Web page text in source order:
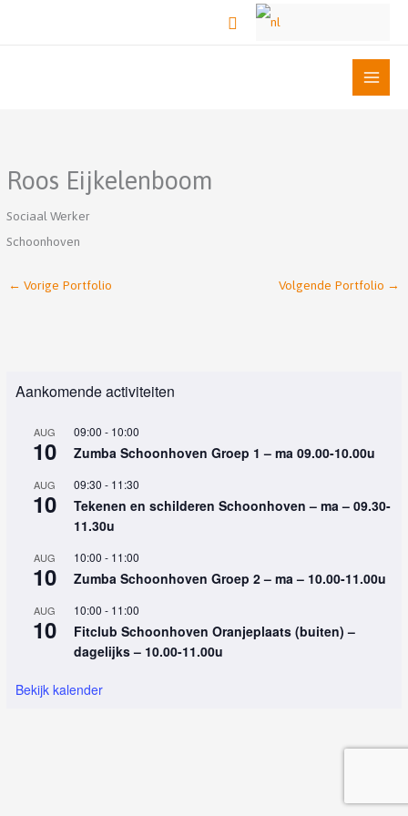
Zoeken
Roos Eijkelenboom
Sociaal Werker
Schoonhoven
← Vorige Portfolio Volgende Portfolio →
Aankomende activiteiten
AUG
10
09:00 - 10:00
Zumba Schoonhoven Groep 1 – ma 09.00-10.00u
AUG
10
09:30 - 11:30
Tekenen en schilderen Schoonhoven – ma – 09.30-
11.30u
AUG
10
10:00 - 11:00
Zumba Schoonhoven Groep 2 – ma – 10.00-11.00u
AUG
10
10:00 - 11:00
Fitclub Schoonhoven Oranjeplaats (buiten) –
dagelijks – 10.00-11.00u
Bekijk kalender